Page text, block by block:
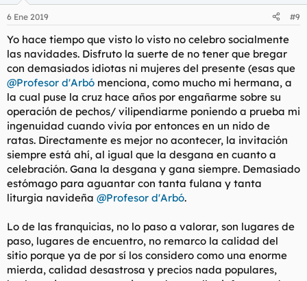
6 Ene 2019 #9
Yo hace tiempo que visto lo visto no celebro socialmente
las navidades. Disfruto la suerte de no tener que bregar
con demasiados idiotas ni mujeres del presente (esas que
@Profesor d'Arbó menciona, como mucho mi hermana, a
la cual puse la cruz hace años por engañarme sobre su
operación de pechos/ vilipendiarme poniendo a prueba mi
ingenuidad cuando vivía por entonces en un nido de
ratas. Directamente es mejor no acontecer, la invitación
siempre está ahí, al igual que la desgana en cuanto a
celebración. Gana la desgana y gana siempre. Demasiado
estómago para aguantar con tanta fulana y tanta
liturgia navideña @Profesor d'Arbó.
Lo de las franquicias, no lo paso a valorar, son lugares de
paso, lugares de encuentro, no remarco la calidad del
sitio porque ya de por sí los considero como una enorme
mierda, calidad desastrosa y precios nada populares,